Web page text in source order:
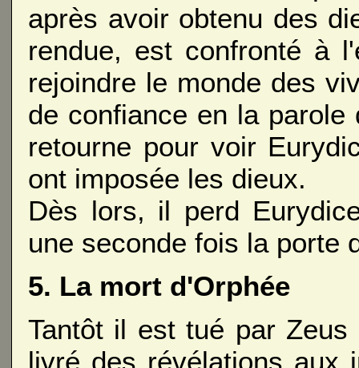
après avoir obtenu des
rendue, est confronté à
rejoindre le monde des
de confiance en la
retourne pour voir
ont imposée les dieux.
Dès lors, il perd
une seconde fois la porte
5. La mort d'Orphée
Tantôt il est tué par
livré des révélations aux